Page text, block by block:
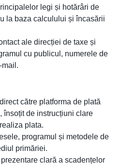
legi și hotărâri de
la baza calculului și încasării
ale direcției de taxe și
cu publicul, numerele de
mail.
către platforma de plată
însoțit de instrucțiuni clare
plata.
programul și metodele de
primăriei.
clară a scadențelor